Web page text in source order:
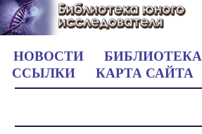
НОВОСТИ БИБЛИОТЕКА
ССЫЛКИ
КАРТА САЙТА